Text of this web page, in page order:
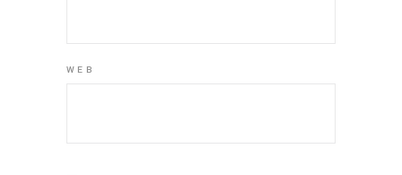
WEB